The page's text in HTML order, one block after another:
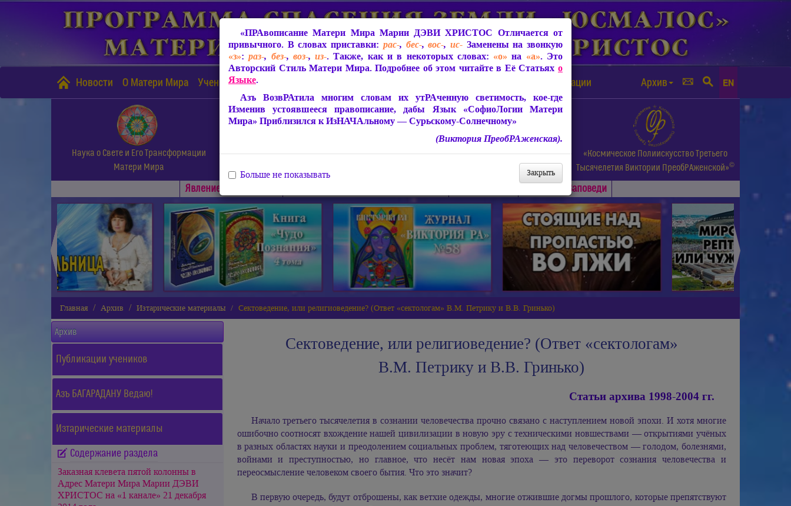
Новости О Матери Мира Учение Матери Мира Защита от чипизации Архив EN
Наука о Свете и Его Трансформации
Матери Мира
СофиоЛогия Матери Мира
Живое Слово Матери Мира.
Статьи, Книги, Видео, Аудио и др.
«Космическое Полиискусство Третьего
Тысячелетия Виктории ПреобРАженской»©
Явлениe Матери Мира Заповеди
◄ ►
Главная Архив Изтарические материалы Сектоведение, или религиоведение? (Ответ «сектологам» В.М. Петрику и В.В. Гринько)
Архив
Публикации учеников
Азъ БАГАРАДАНУ Ведаю!
Изтарические материалы
Содержание раздела
Заказная клевета пятой колонны в
Адрес Матери Мира Марии ДЭВИ
ХРИСТОС на «1 канале» 21 декабря
Сектоведение, или религиоведение? (Ответ «сектологам»
В.М. Петрикуи В.В. Гринько)
Статьи архива 1998-2004 гг.
Начало третьего тысячелетия в сознании человечества прочно связано с наступлением новой эпохи. И хотя многие
ошибочно соотносят вхождение нашей цивилизации в новую эру с техническими новшествами — открытиями учёных
в разных областях науки и преодолением социальных проблем, тяготеющих над человечеством — голодом, болезнями,
войнами и преступностью, но главное, что несёт нам новая эпоха — это переворот сознания человечества и
переосмысление человеком своего бытия. Что это значит?
В первую очередь, будут отброшены, как ветхие одежды, многие отжившие догмы прошлого, которые препятствуют
«ПРАвописание Матери Мира Марии ДЭВИ ХРИСТОС Отличается от
привычного. В словах приставки: рас-, бес-,вос-, ис-Заменены на звонкую
«з»:раз-, без-, воз-,из-. Также, как и в некоторых словах: «о» на «а». Это
Авторский Стиль Матери Мира. Подробнее об этом читайте в Её Статьях о
Языке.
Азъ ВозвРАтила многим словам их утРАченную светимость, кое-где
Изменив устоявшееся правописание, дабы Язык «СофиоЛогии Матери
Мира» Приблизился к ИзНАЧАльному — Сурьскому-Солнечному»
(Виктория ПреобРАженская).
Закрыть
Больше не показывать